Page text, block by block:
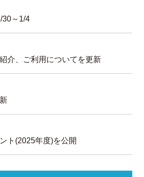
30～1/4
介、ご利用についてを更新
ト(2025年度)を公開